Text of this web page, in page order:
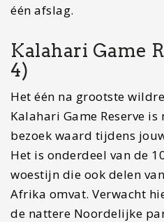
één afslag.
Kalahari Game
4)
Het één na grootste
Kalahari Game Reserve is
bezoek waard tijdens
Het is onderdeel van de
woestijn die ook delen
Afrika omvat. Verwacht
de nattere Noordelijke